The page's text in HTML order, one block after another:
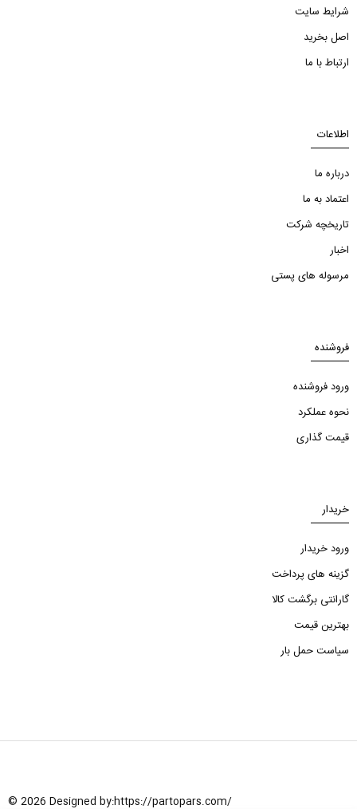
شرایط سایت
اصل بخرید
ارتباط با ما
اطلاعات
درباره ما
اعتماد به ما
تاریخچه شرکت
اخبار
مرسوله های پستی
فروشنده
ورود فروشنده
نحوه عملکرد
قیمت گذاری
خریدار
ورود خریدار
گزینه های پرداخت
گارانتی برگشت کالا
بهترین قیمت
سیاست حمل بار
© 2026 Designed by:https://partopars.com/